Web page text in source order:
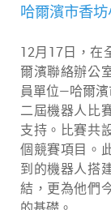
哈爾濱市香
12月17日，在
爾濱聯絡辦公
員單位—哈爾
二屆機器人比
支持。比賽共
個競賽項目。
到的機器人搭
結，更為他們